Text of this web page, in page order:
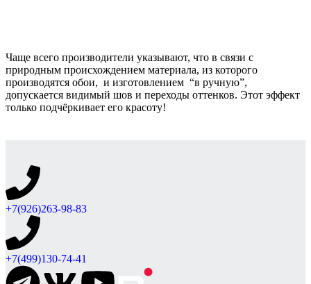
Чаще всего производители указывают, что в связи с
природным происхождением материала, из которого
производятся обои, и изготовлением “в ручную”,
допускается видимый шов и переходы оттенков. Этот эффект
только подчёркивает его красоту!
+7(926)263-98-83
+7(499)130-74-41